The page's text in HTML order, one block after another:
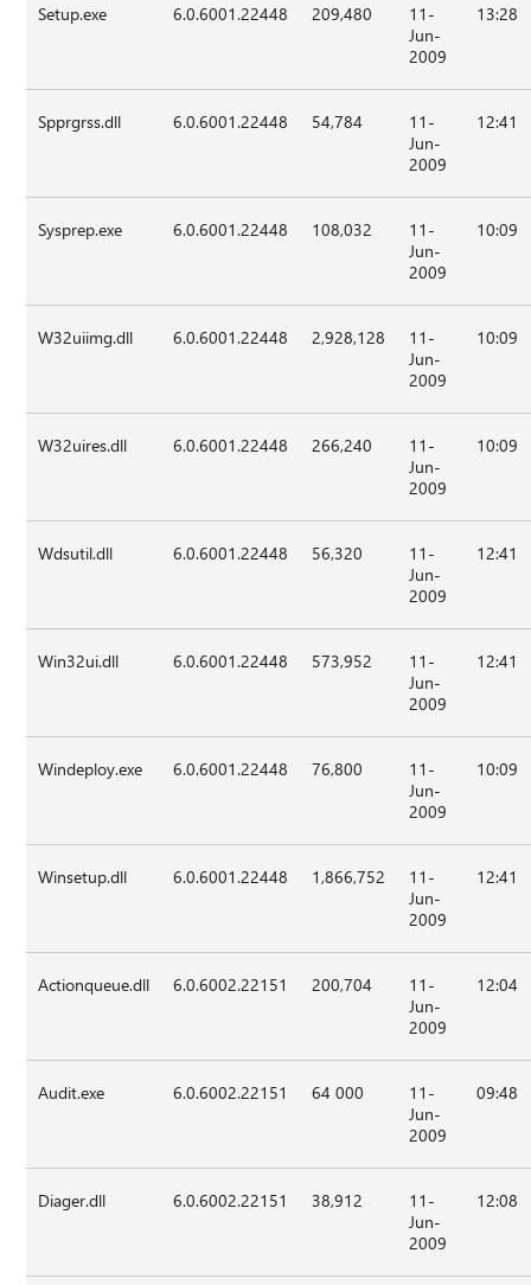
Setup.exe 6.0.6001.22448 209,480
11-
Jun-
2009
13:28
Spprgrss.dll 6.0.6001.22448 54,784
11-
Jun-
2009
12:41
Sysprep.exe 6.0.6001.22448 108,032
11-
Jun-
2009
10:09
W32uiimg.dll 6.0.6001.22448 2,928,128
11-
Jun-
2009
10:09
W32uires.dll 6.0.6001.22448 266,240
11-
Jun-
2009
10:09
Wdsutil.dll 6.0.6001.22448 56,320
11-
Jun-
2009
12:41
Win32ui.dll 6.0.6001.22448 573,952
11-
Jun-
2009
12:41
Windeploy.exe 6.0.6001.22448 76,800
11-
Jun-
2009
10:09
Winsetup.dll 6.0.6001.22448 1,866,752
11-
Jun-
2009
12:41
Actionqueue.dll 6.0.6002.22151 200,704
11-
Jun-
2009
12:04
Audit.exe 6.0.6002.22151 64 000
11-
Jun-
2009
09:48
Diager.dll 6.0.6002.22151 38,912
11-
Jun-
2009
12:08